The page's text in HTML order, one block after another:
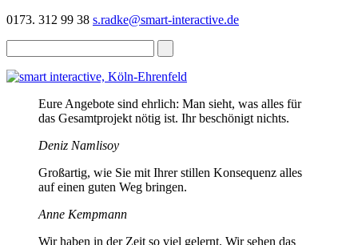
0173. 312 99 38 s.radke@smart-interactive.de
Eure Angebote sind ehrlich: Man sieht, was alles für
das Gesamtprojekt nötig ist. Ihr beschönigt nichts.
Deniz Namlisoy
Großartig, wie Sie mit Ihrer stillen Konsequenz alles
auf einen guten Weg bringen.
Anne Kempmann
Wir haben in der Zeit so viel gelernt. Wir sehen das